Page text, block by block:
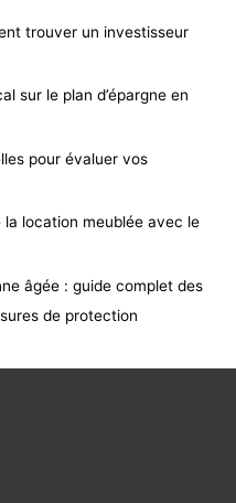
trouver un investisseur
sur le plan d’épargne en
pour évaluer vos
location meublée avec le
âgée : guide complet des
de protection